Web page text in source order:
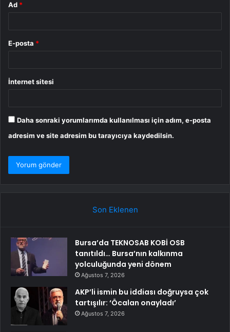
Ad *
E-posta *
İnternet sitesi
Daha sonraki yorumlarımda kullanılması için adım, e-posta
adresim ve site adresim bu tarayıcıya kaydedilsin.
Son Eklenen
Bursa’da TEKNOSAB KOBİ OSB
tanıtıldı… Bursa’nın kalkınma
yolculuğunda yeni dönem
Ağustos 7, 2026
AKP’li ismin bu iddiası doğruysa çok
tartışılır: ‘Öcalan onayladı’
Ağustos 7, 2026